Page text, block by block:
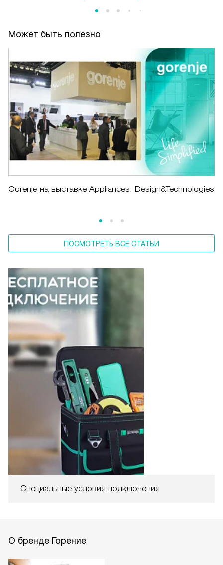
Специальные условия подключения
Может быть полезно
Gorenje на выставке Appliances, Design&Technologies
ПОСМОТРЕТЬ ВСЕ СТАТЬИ
О бренде Горение